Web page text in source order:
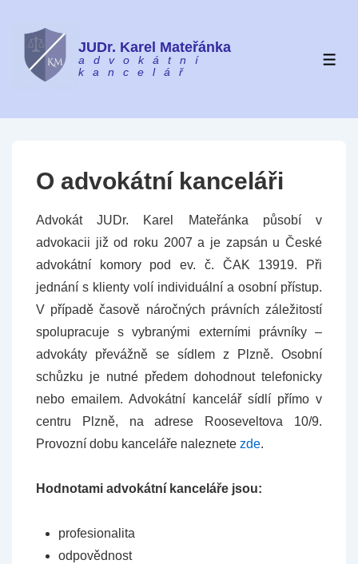
Skip
JUDr. Karel Mateřánka
advokátní
kancelář
O advokátní kanceláři
Advokát JUDr. Karel Mateřánka působí v
advokacii již od roku 2007 a je zapsán u České
advokátní komory pod ev. č. ČAK 13919. Při
jednání s klienty volí individuální a osobní přístup.
V případě časově náročných právních záležitostí
spolupracuje s vybranými externími právníky –
advokáty převážně se sídlem z Plzně. Osobní
schůzku je nutné předem dohodnout telefonicky
nebo emailem. Advokátní kancelář sídlí přímo v
centru Plzně, na adrese Rooseveltova 10/9.
Provozní dobu kanceláře naleznete zde.
Hodnotami advokátní kanceláře jsou:
profesionalita
odpovědnost